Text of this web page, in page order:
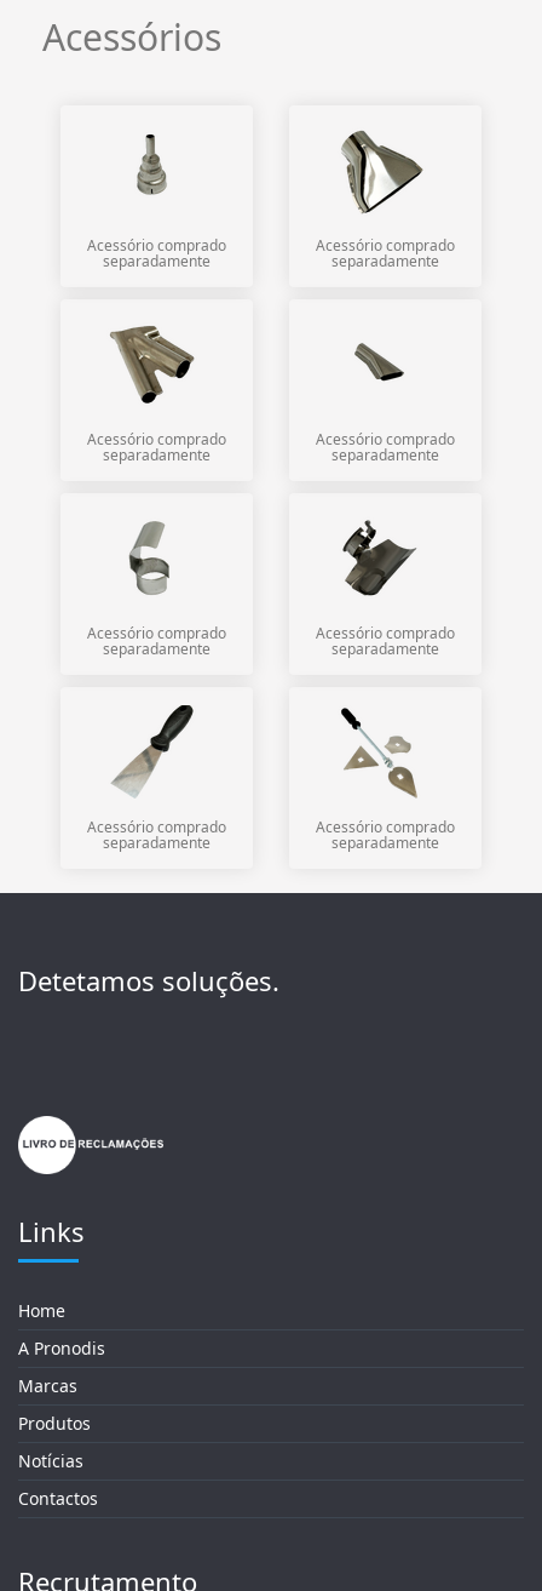
Acessórios
Acessório comprado
separadamente
Acessório comprado
separadamente
Acessório comprado
separadamente
Acessório comprado
separadamente
Acessório comprado
separadamente
Acessório comprado
separadamente
Acessório comprado
separadamente
Acessório comprado
separadamente
Detetamos soluções.
Links
Home
A Pronodis
Marcas
Produtos
Notícias
Contactos
Recrutamento